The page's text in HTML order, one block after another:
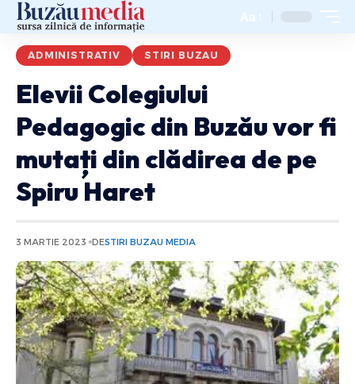
Aa
ADMINISTRATIV STIRI BUZAU
Elevii Colegiului
Pedagogic din Buzău vor fi
mutați din clădirea de pe
Spiru Haret
3 MARTIE 2023 DESTIRI BUZAU MEDIA